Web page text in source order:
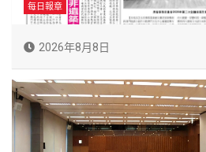
每日報章
2026年8月8日